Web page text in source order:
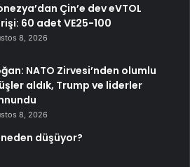
Çin’e dev eVTOL
60 adet VE25-100
8, 2026
NATO Zirvesi’nden olumlu
aldık, Trump ve liderler
8, 2026
düşüyor?